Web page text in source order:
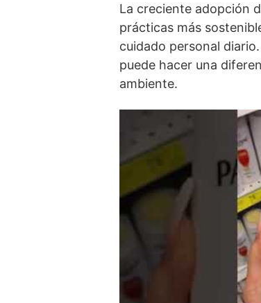
La creciente adopción
prácticas más
cuidado personal
puede hacer una
ambiente.